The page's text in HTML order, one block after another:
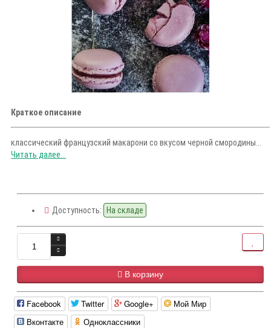
Краткое описание
классический французский макарони со вкусом черной смородины...
Читать далее...
Доступность: На складе
В корзину
Facebook Twitter Google+
Мой Мир
Вконтакте
Одноклассники